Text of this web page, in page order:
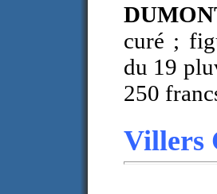
curé ;
du 19
250
Villers